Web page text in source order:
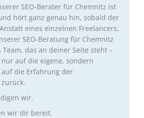
SEO-Berater für Chemnitz ist
hört ganz genau hin, sobald der
eines einzelnen Freelancers,
SEO-Beratung für Chemnitz
Team, das an deiner Seite steht –
auf die eigene, sondern
die Erfahrung der
wir.
wir dir bereit.